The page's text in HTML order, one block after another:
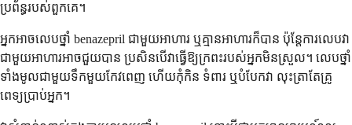
ប្រព័ន្ធរបស់ពួកគេ។
អ្នកអាចលេបថ្នាំ benazepril ជាមួយអាហារ ឬគ្មានអាហារក៏បាន ប៉ុន្តែការលេបវា
ជាមួយអាហារអាចជួយបាន ប្រសិនបើវាធ្វើឱ្យក្រពះរបស់អ្នកមិនស្រួល។ លេបថ្នាំ
ទាំងមូលជាមួយទឹកមួយកែវពេញ ហើយកុំកិន ទំពារ ឬបំបែកវា លុះត្រាតែគ្រូ
ពេទ្យប្រាប់អ្នក។